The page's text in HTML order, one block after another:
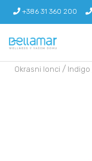
+386 31 360 200
Okrasni lonci / Indigo